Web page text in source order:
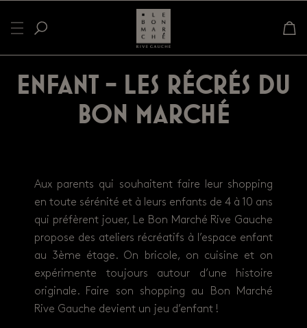
Enfant - Les Récrés du
Bon Marché
Aux parents qui souhaitent faire leur shopping
en toute sérénité et à leurs enfants de 4 à 10 ans
qui préfèrent jouer, Le Bon Marché Rive Gauche
propose des ateliers récréatifs à l’espace enfant
au 3ème étage. On bricole, on cuisine et on
expérimente toujours autour d’une histoire
originale. Faire son shopping au Bon Marché
Rive Gauche devient un jeu d’enfant !